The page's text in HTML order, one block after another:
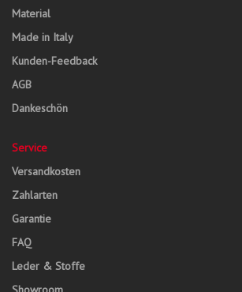
Material
Made in Italy
Kunden-Feedback
AGB
Dankeschön
Service
Versandkosten
Zahlarten
Garantie
FAQ
Leder & Stoffe